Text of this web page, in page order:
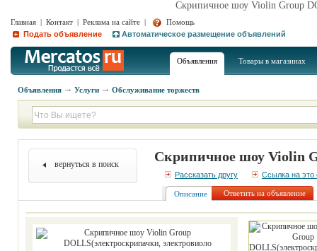
Скрипичное шоу Violin Group
Главная | Контакт | Реклама на сайте |
Помощь
Подать объявление
Автоматическое размещение объявлений
Объявления Товары в магазинах
Объявления Услуги Обслуживание торжеств
вернуться в поиск Скрипичное шоу Violin
Рассказать другу Ссылка на это
Описание Ответить на объявление